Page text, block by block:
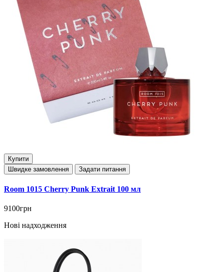
Купити
Швидке замовлення
Задати питання
Room 1015 Cherry Punk Extrait 100 мл
9100грн
Нові надходження